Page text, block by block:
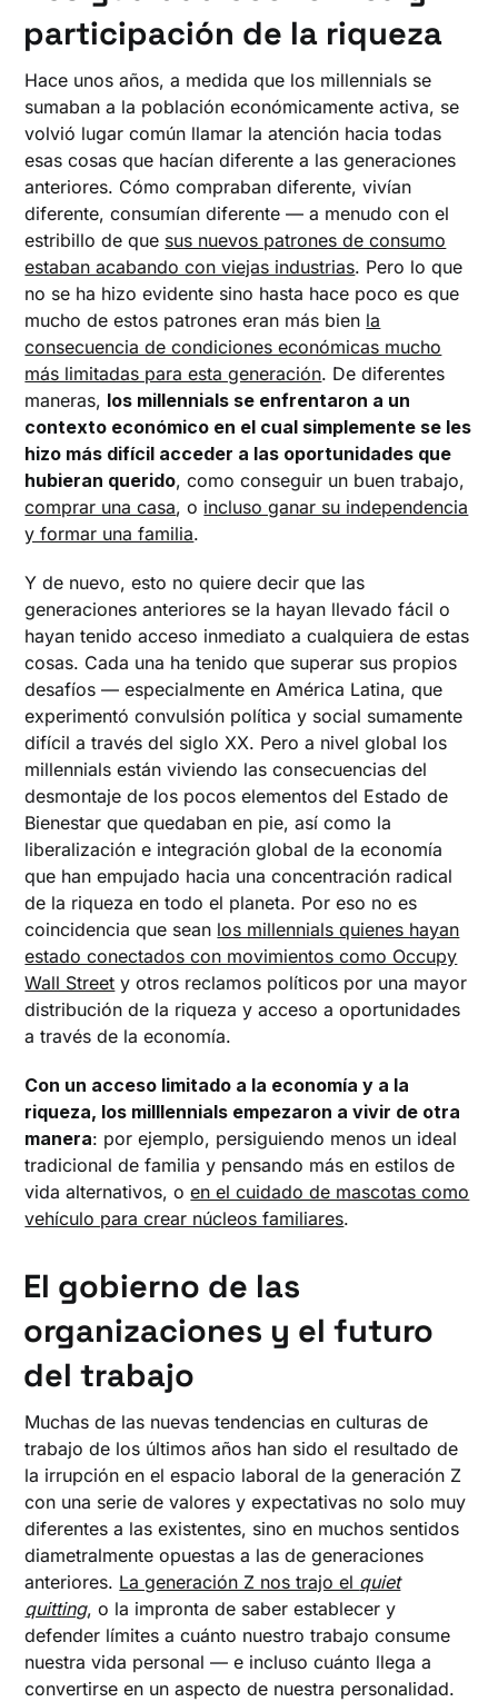
participación de la riqueza
Hace unos años, a medida que los millennials se
sumaban a la población económicamente activa, se
volvió lugar común llamar la atención hacia todas
esas cosas que hacían diferente a las generaciones
anteriores. Cómo compraban diferente, vivían
diferente, consumían diferente — a menudo con el
estribillo de que sus nuevos patrones de consumo
estaban acabando con viejas industrias. Pero lo que
no se ha hizo evidente sino hasta hace poco es que
mucho de estos patrones eran más bien la
consecuencia de condiciones económicas mucho
más limitadas para esta generación. De diferentes
maneras, los millennials se enfrentaron a un
contexto económico en el cual simplemente se les
hizo más difícil acceder a las oportunidades que
hubieran querido, como conseguir un buen trabajo,
comprar una casa, o incluso ganar su independencia
y formar una familia.
Y de nuevo, esto no quiere decir que las
generaciones anteriores se la hayan llevado fácil o
hayan tenido acceso inmediato a cualquiera de estas
cosas. Cada una ha tenido que superar sus propios
desafíos — especialmente en América Latina, que
experimentó convulsión política y social sumamente
difícil a través del siglo XX. Pero a nivel global los
millennials están viviendo las consecuencias del
desmontaje de los pocos elementos del Estado de
Bienestar que quedaban en pie, así como la
liberalización e integración global de la economía
que han empujado hacia una concentración radical
de la riqueza en todo el planeta. Por eso no es
coincidencia que sean los millennials quienes hayan
estado conectados con movimientos como Occupy
Wall Street y otros reclamos políticos por una mayor
distribución de la riqueza y acceso a oportunidades
a través de la economía.
Con un acceso limitado a la economía y a la
riqueza, los milllennials empezaron a vivir de otra
manera: por ejemplo, persiguiendo menos un ideal
tradicional de familia y pensando más en estilos de
vida alternativos, oen el cuidado de mascotas como
vehículo para crear núcleos familiares.
El gobierno de las
organizaciones y el futuro
del trabajo
Muchas de las nuevas tendencias en culturas de
trabajo de los últimos años han sido el resultado de
la irrupción en el espacio laboral de la generación Z
con una serie de valores y expectativas no solo muy
diferentes a las existentes, sino en muchos sentidos
diametralmente opuestas a las de generaciones
anteriores. La generación Z nos trajo el quiet
quitting, o la impronta de saber establecer y
defender límites a cuánto nuestro trabajo consume
nuestra vida personal — e incluso cuánto llega a
convertirse en un aspecto de nuestra personalidad.